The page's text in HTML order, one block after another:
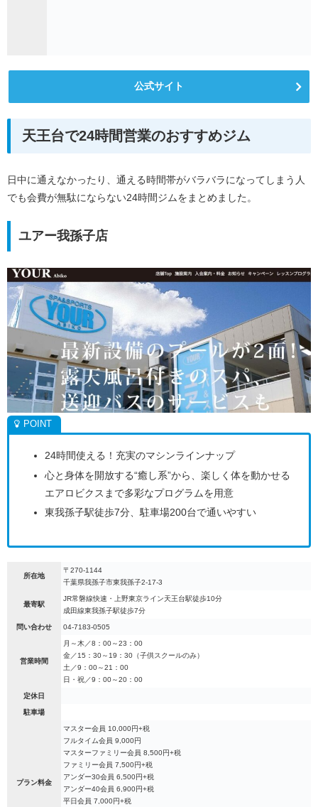
公式サイト
天王台で24時間営業のおすすめジム
日中に通えなかったり、通える時間帯がバラバラになってしまう人
でも会費が無駄にならない24時間ジムをまとめました。
ユアー我孫子店
24時間使える！充実のマシンラインナップ
心と身体を開放する“癒し系”から、楽しく体を動かせる
エアロビクスまで多彩なプログラムを用意
東我孫子駅徒歩7分、駐車場200台で通いやすい
所在地
〒270-1144
千葉県我孫子市東我孫子2-17-3
最寄駅
JR常磐線快速・上野東京ライン天王台駅徒歩10分
成田線東我孫子駅徒歩7分
問い合わせ 04-7183-0505
営業時間
月～木／8：00～23：00
金／15：30～19：30（子供スクールのみ）
土／9：00～21：00
日・祝／9：00～20：00
定休日
駐車場
プラン料金
マスター会員 10,000円+税
フルタイム会員 9,000円
マスターファミリー会員 8,500円+税
ファミリー会員 7,500円+税
アンダー30会員 6,500円+税
アンダー40会員 6,900円+税
平日会員 7,000円+税